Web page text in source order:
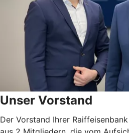
Unser Vorstand
Der Vorstand Ihrer